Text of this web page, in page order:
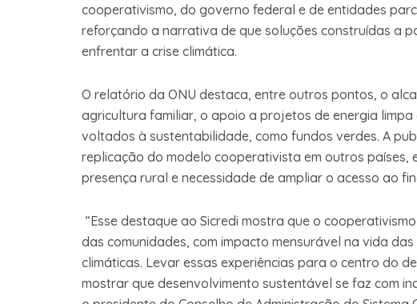
cooperativismo, do governo federal e de entidades
reforçando a narrativa de que soluções construídas a
enfrentar a crise climática.
O relatório da ONU destaca, entre outros pontos, o
agricultura familiar, o apoio a projetos de energia limpa
voltados à sustentabilidade, como fundos verdes. A
replicação do modelo cooperativista em outros países,
presença rural e necessidade de ampliar o acesso ao
“Esse destaque ao Sicredi mostra que o
das comunidades, com impacto mensurável na vida
climáticas. Levar essas experiências para o centro do
mostrar que desenvolvimento sustentável se faz com